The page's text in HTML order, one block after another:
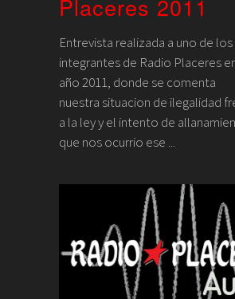
Placeres 2011
Entrevista realizada a uno de los
integrantes de Radio Placeres
año 2011, donde se comenta
nuestra situacion de ilegalidad
a la ley y el intento de
que nos ocurrio ese ...